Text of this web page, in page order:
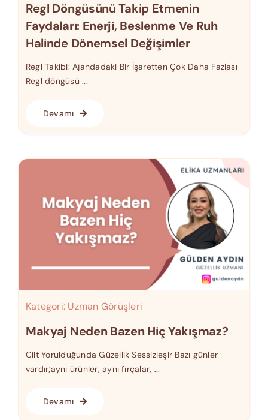
Regl Döngüsünü Takip Etmenin
Faydaları: Enerji, Beslenme Ve Ruh
Halinde Dönemsel Değişimler
Regl Takibi: Ajandadaki Bir İşaretten Çok Daha Fazlası
Regl döngüsü ...
Devamı
Kategori: Uzman Görüşleri
Makyaj Neden Bazen Hiç Yakışmaz?
Cilt Yorulduğunda Güzellik Sessizleşir Bazı günler
vardır;aynı ürünler, aynı fırçalar, ...
Devamı